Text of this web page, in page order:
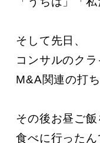
そして先日、
コンサルのク
M&A関連の打
その後お昼ご飯
食べに行ったん